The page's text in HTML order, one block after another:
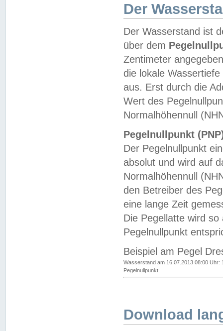
Der
Der Wasserstand ist
über dem
Zentimeter
die lokale
aus. Erst durch die
Wert des
Normalhöhennull
Pegelnullpunkt
Der Pegelnullpunkt
absolut und wird auf
Normalhöhennull
den Betreiber des
eine lange Zeit
Die Pegellatte wird
Pegelnullpunkt
Beispiel am Pegel
Wasserstand am 16.07.2013 08:00 Uhr:
Pegelnullpunkt
Download